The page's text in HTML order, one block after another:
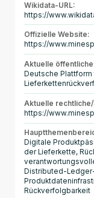
Wikidata-URL:
https://
Offizielle Website:
https://
Aktuelle
Deutsche
Aktuelle
https://
Digitale
der Lieferkette,
Distributed-
Rückverfolgbarkeit